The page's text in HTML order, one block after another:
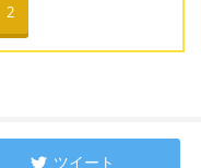
2
ツイート